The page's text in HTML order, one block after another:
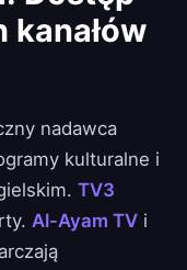
kanałów
nadawca
kulturalne i
TV3
Al-Ayam TV i